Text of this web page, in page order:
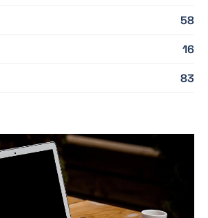
58
16
83